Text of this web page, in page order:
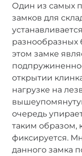
Один из самых
замков для
разнообразных
этом замке
открытии
нагрузке на
очередь
таким образом,
фиксируется.
данного замка